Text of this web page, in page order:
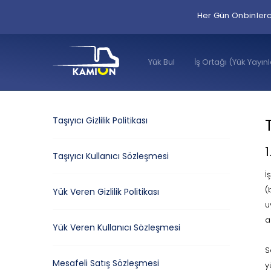
Her Gün
Yük Bul İş Ortağı (Yük
Taşıyıcı Gizlilik Politikası
Taşıyıcı Kullanıcı Sözleşmesi
Yük Veren Gizlilik Politikası
Yük Veren Kullanıcı Sözleşmesi
Mesafeli Satış Sözleşmesi